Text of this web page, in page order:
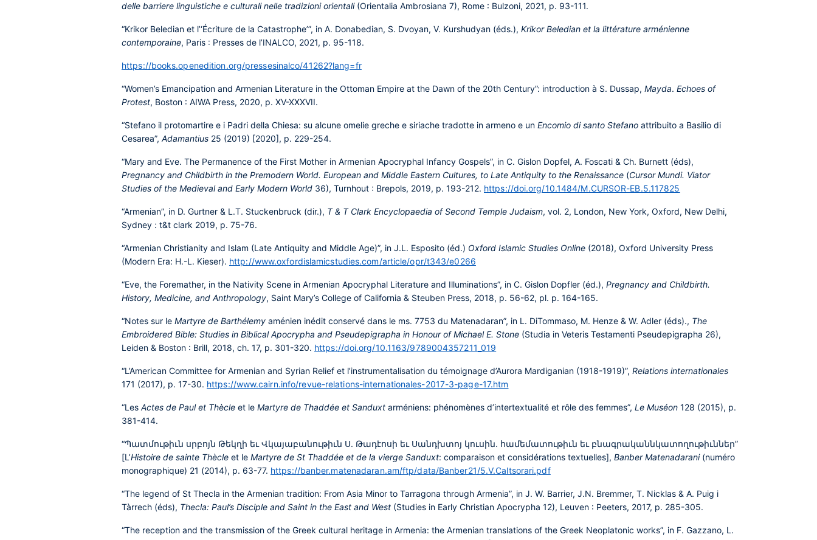
delle barriere linguistiche e culturali nelle tradizioni orientali(Orientalia Ambrosiana 7), Rome : Bulzoni, 2021, p. 93-111.
“Krikor Beledian et l’‘Écriture de la Catastrophe’”, in A. Donabedian, S. Dvoyan, V. Kurshudyan (éds.), Krikor Beledian et la littérature arménienne
contemporaine, Paris : Presses de l’INALCO, 2021, p. 95-118.
https://books.openedition.org/pressesinalco/41262?lang=fr
“Women’s Emancipation and Armenian Literature in the Ottoman Empire at the Dawn of the 20th Century”: introduction à S. Dussap, Mayda. Echoes of
Protest, Boston : AIWA Press, 2020, p. XV-XXXVII.
“Stefano il protomartire e i Padri della Chiesa: su alcune omelie greche e siriache tradotte in armeno e un Encomio di santo Stefano attribuito a Basilio di
Cesarea”, Adamantius 25 (2019) [2020], p. 229-254.
“Mary and Eve. The Permanence of the First Mother in Armenian Apocryphal Infancy Gospels”, in C. Gislon Dopfel, A. Foscati & Ch. Burnett (éds),
Pregnancy and Childbirth in the Premodern World. European and Middle Eastern Cultures, to Late Antiquity to the Renaissance (Cursor Mundi. Viator
Studies of the Medieval and Early Modern World 36), Turnhout : Brepols, 2019, p. 193-212. https://doi.org/10.1484/M.CURSOR-EB.5.117825
“Armenian”, in D. Gurtner & L.T. Stuckenbruck (dir.), T & T Clark Encyclopaedia of Second Temple Judaism, vol. 2, London, New York, Oxford, New Delhi,
Sydney : t&t clark 2019, p. 75-76.
“Armenian Christianity and Islam (Late Antiquity and Middle Age)”, in J.L. Esposito (éd.) Oxford Islamic Studies Online (2018), Oxford University Press
(Modern Era: H.-L. Kieser). http://www.oxfordislamicstudies.com/article/opr/t343/e0266
“Eve, the Foremather, in the Nativity Scene in Armenian Apocryphal Literature and Illuminations”, in C. Gislon Dopfler (éd.), Pregnancy and Childbirth.
History, Medicine, and Anthropology, Saint Mary’s College of California & Steuben Press, 2018, p. 56-62, pl. p. 164-165.
“Notes sur le Martyre de Barthélemy aménien inédit conservé dans le ms. 7753 du Matenadaran”, in L. DiTommaso, M. Henze & W. Adler (éds)., The
Embroidered Bible: Studies in Biblical Apocrypha and Pseudepigrapha in Honour of Michael E. Stone (Studia in Veteris Testamenti Pseudepigrapha 26),
Leiden & Boston : Brill, 2018, ch. 17, p. 301-320. https://doi.org/10.1163/9789004357211_019
“L’American Committee for Armenian and Syrian Relief et l’instrumentalisation du témoignage d’Aurora Mardiganian (1918-1919)”, Relations internationales
171 (2017), p. 17-30. https://www.cairn.info/revue-relations-internationales-2017-3-page-17.htm
“Les Actes de Paul et Thècle et le Martyre de Thaddée et Sanduxt arméniens: phénomènes d’intertextualité et rôle des femmes”, Le Muséon 128 (2015), p.
381-414.
“Պատմութիւն սրբոյն Թեկղի եւ Վկայաբանութիւն Ս. Թադէոսի եւ Սանդխտոյ կուսին. համեմատութիւն եւ բնագրականնկատողութիւններ”
[L’Histoire de sainte Thècle et le Martyre de St Thaddée et de la vierge Sanduxt: comparaison et considérations textuelles], Banber Matenadarani(numéro
monographique) 21 (2014), p. 63-77. https://banber.matenadaran.am/ftp/data/Banber21/5.V.Caltsorari.pdf
“The legend of St Thecla in the Armenian tradition: From Asia Minor to Tarragona through Armenia”, in J. W. Barrier, J.N. Bremmer, T. Nicklas & A. Puig i
Tàrrech (éds), Thecla: Paul’s Disciple and Saint in the East and West (Studies in Early Christian Apocrypha 12), Leuven : Peeters, 2017, p. 285-305.
“The reception and the transmission of the Greek cultural heritage in Armenia: the Armenian translations of the Greek Neoplatonic works”, in F. Gazzano, L.